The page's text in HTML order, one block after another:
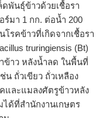
พันธุ์ข้าวด้วยเชื้อรา
ร์มา 1 กก. ต่อน้ำ 200
รคข้าวที่เกิดจากเชื้อรา
truringiensis (Bt)
ข้าว หลังน้ำลด ในพื้นที่
ถั่วเขียว ถั่วเหลือง
และแมลงศัตรูข้าวหลัง
ด้ที่สำนักงานเกษตร